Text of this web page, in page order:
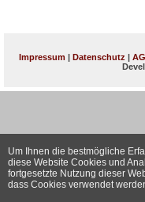
Impressum | Datenschutz |
Um Ihnen die bestmögliche
diese Website Cookies und
fortgesetzte Nutzung dieser
dass Cookies verwendet